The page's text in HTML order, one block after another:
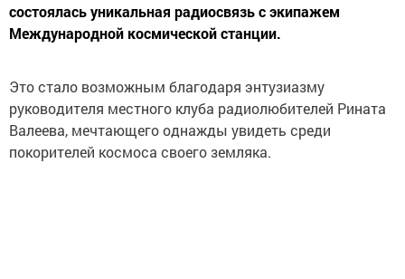
состоялась уникальная радиосвязь с экипажем
Международной космической станции.
Это стало возможным благодаря энтузиазму
руководителя местного клуба радиолюбителей Рината
Валеева, мечтающего однажды увидеть среди
покорителей космоса своего земляка.